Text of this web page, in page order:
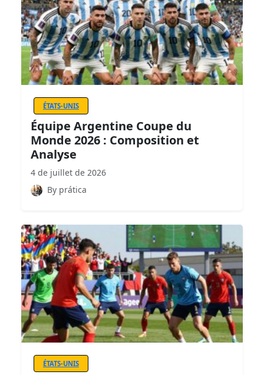
ÉTATS-UNIS
Équipe Argentine Coupe du
Monde 2026 : Composition et
Analyse
4 de juillet de 2026
By prática
ÉTATS-UNIS